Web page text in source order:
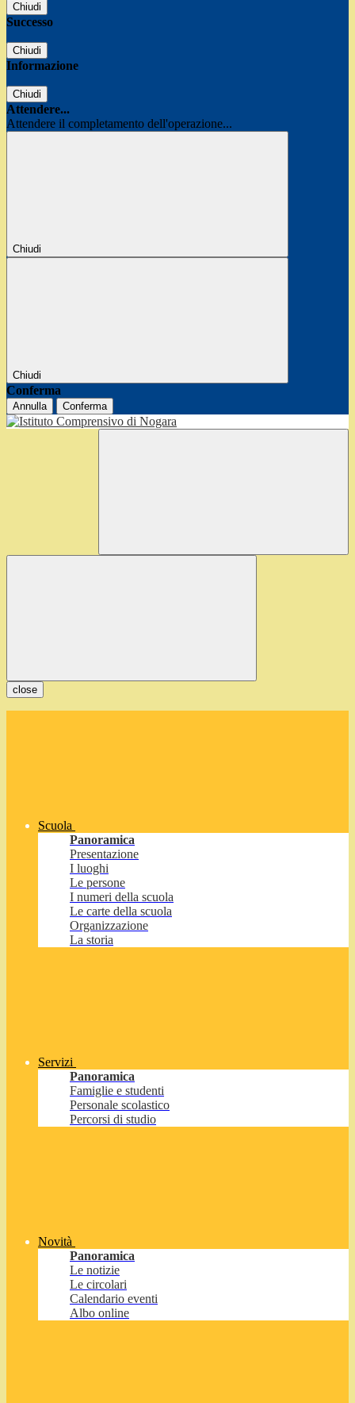
Chiudi
Successo
Chiudi
Informazione
Chiudi
Attendere...
Attendere il completamento dell'operazione...
Chiudi
Chiudi
Conferma
Annulla Conferma
close
Scuola
Panoramica
Presentazione
I luoghi
Le persone
I numeri della scuola
Le carte della scuola
Organizzazione
La storia
Servizi
Panoramica
Famiglie e studenti
Personale scolastico
Percorsi di studio
Novità
Panoramica
Le notizie
Le circolari
Calendario eventi
Albo online